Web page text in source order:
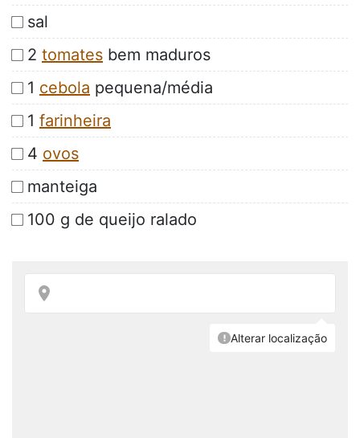
sal
2 tomates bem maduros
1 cebola pequena/média
1 farinheira
4 ovos
manteiga
100 g de queijo ralado